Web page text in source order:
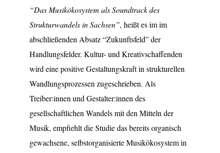
“Das Musikökosystem als Soundtrack des
Strukturwandels in Sachsen”, heißt es im im
abschließenden Absatz “Zukunftsfeld” der
Handlungsfelder. Kultur- und Kreativschaffenden
wird eine positive Gestaltungskraft in strukturellen
Wandlungsprozessen zugeschrieben. Als
Treiber:innen und Gestalter:innen des
gesellschaftlichen Wandels mit den Mitteln der
Musik, empfiehlt die Studie das bereits organisch
gewachsene, selbstorganisierte Musikökosystem in